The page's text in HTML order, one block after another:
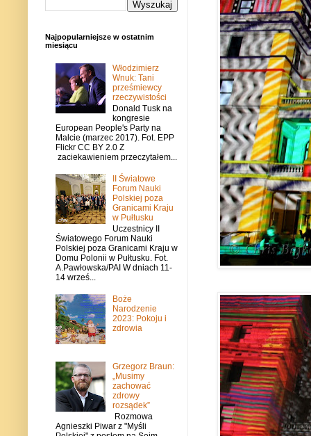
Najpopularniejsze w ostatnim
miesiącu
Włodzimierz
Wnuk: Tani
prześmiewcy
rzeczywistości
Donald Tusk na
kongresie
European People's Party na
Malcie (marzec 2017). Fot. EPP
Flickr CC BY 2.0 Z
zaciekawieniem przeczytałem...
II Światowe
Forum Nauki
Polskiej poza
Granicami Kraju
w Pułtusku
Uczestnicy II
Światowego Forum Nauki
Polskiej poza Granicami Kraju w
Domu Polonii w Pułtusku. Fot.
A.Pawłowska/PAI W dniach 11-
14 wrześ...
Boże
Narodzenie
2023: Pokoju i
zdrowia
Grzegorz Braun:
„Musimy
zachować
zdrowy
rozsądek”
Rozmowa
Agnieszki Piwar z "Myśli